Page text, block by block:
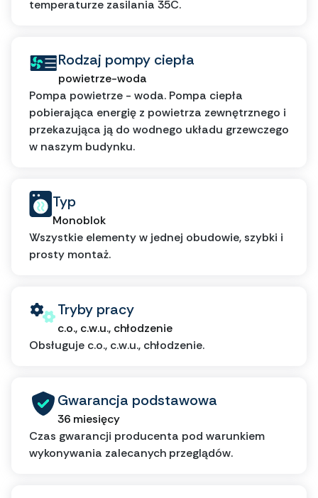
temperaturze zasilania 35C.
Rodzaj pompy ciepła
powietrze-woda
Pompa powietrze - woda. Pompa ciepła
pobierająca energię z powietrza zewnętrznego i
przekazująca ją do wodnego układu grzewczego
w naszym budynku.
Typ
Monoblok
Wszystkie elementy w jednej obudowie, szybki i
prosty montaż.
Tryby pracy
c.o., c.w.u., chłodzenie
Obsługuje c.o., c.w.u., chłodzenie.
Gwarancja podstawowa
36 miesięcy
Czas gwarancji producenta pod warunkiem
wykonywania zalecanych przeglądów.